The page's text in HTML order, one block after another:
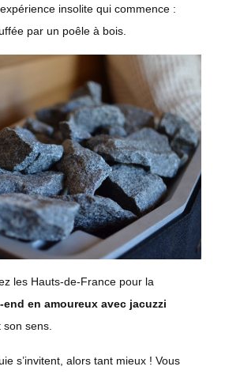
insolite qui commence :
par un poêle à bois.
les Hauts-de-France pour la
end en amoureux avec jacuzzi
sens.
s’invitent, alors tant mieux ! Vous